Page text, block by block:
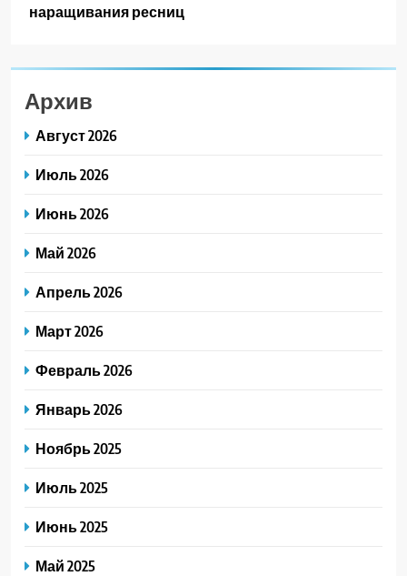
наращивания ресниц
Архив
Август 2026
Июль 2026
Июнь 2026
Май 2026
Апрель 2026
Март 2026
Февраль 2026
Январь 2026
Ноябрь 2025
Июль 2025
Июнь 2025
Май 2025